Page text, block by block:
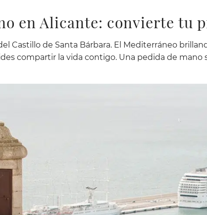
en Alicante: convierte tu
Castillo de Santa Bárbara. El Mediterráneo
compartir la vida contigo. Una pedida de